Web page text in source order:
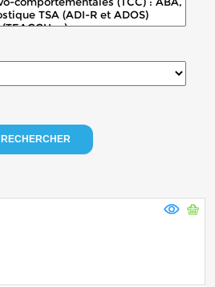
RECHERCHER